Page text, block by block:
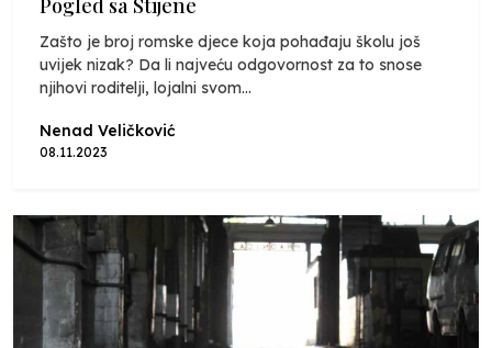
Zašto je broj romske djece koja pohađaju školu još
uvijek nizak? Da li najveću odgovornost za to snose
njihovi roditelji, lojalni svom...
Nenad Veličković
08.11.2023